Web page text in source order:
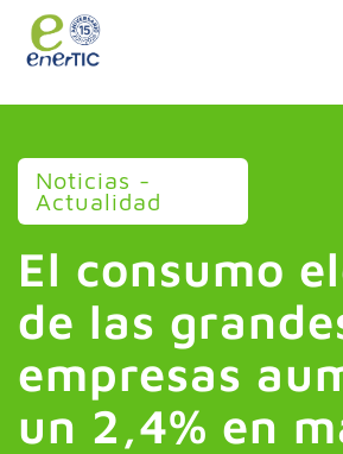
Noticias -
Actualidad
El consumo
de las
empresas
un 2,4% en